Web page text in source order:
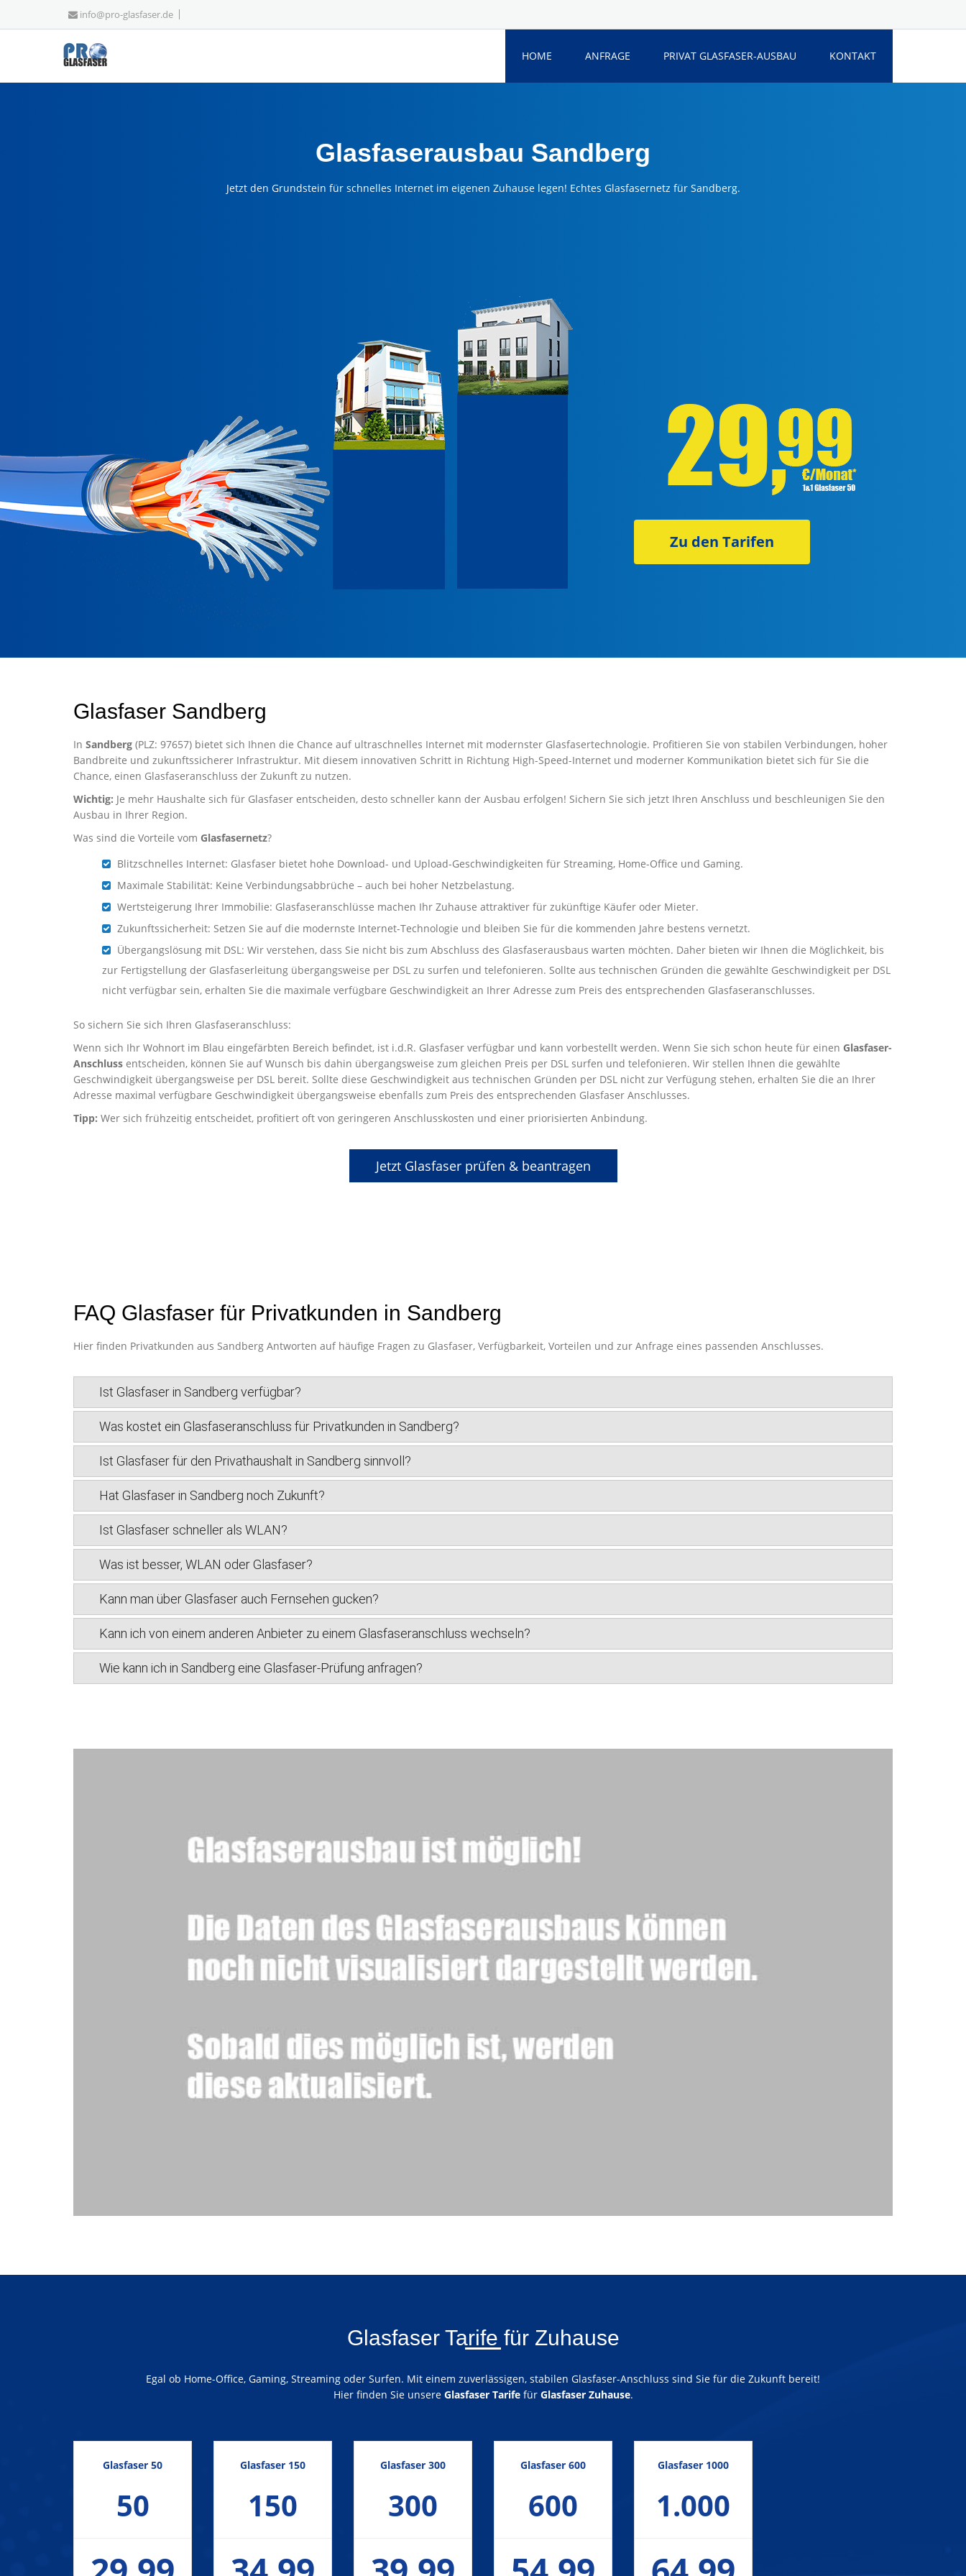
info@pro-glasfaser.de
HOME ANFRAGE PRIVAT GLASFASER-AUSBAU KONTAKT
Glasfaserausbau Sandberg
Jetzt den Grundstein für schnelles Internet im eigenen Zuhause legen! Echtes Glasfasernetz für Sandberg.
Zu den Tarifen
Glasfaser Sandberg
In Sandberg (PLZ: 97657) bietet sich Ihnen die Chance auf ultraschnelles Internet mit modernster Glasfasertechnologie. Profitieren Sie von stabilen Verbindungen, hoher
Bandbreite und zukunftssicherer Infrastruktur. Mit diesem innovativen Schritt in Richtung High-Speed-Internet und moderner Kommunikation bietet sich für Sie die
Chance, einen Glasfaseranschluss der Zukunft zu nutzen.
Wichtig: Je mehr Haushalte sich für Glasfaser entscheiden, desto schneller kann der Ausbau erfolgen! Sichern Sie sich jetzt Ihren Anschluss und beschleunigen Sie den
Ausbau in Ihrer Region.
Was sind die Vorteile vom Glasfasernetz?
Blitzschnelles Internet: Glasfaser bietet hohe Download- und Upload-Geschwindigkeiten für Streaming, Home-Office und Gaming.
Maximale Stabilität: Keine Verbindungsabbrüche – auch bei hoher Netzbelastung.
Wertsteigerung Ihrer Immobilie: Glasfaseranschlüsse machen Ihr Zuhause attraktiver für zukünftige Käufer oder Mieter.
Zukunftssicherheit: Setzen Sie auf die modernste Internet-Technologie und bleiben Sie für die kommenden Jahre bestens vernetzt.
Übergangslösung mit DSL: Wir verstehen, dass Sie nicht bis zum Abschluss des Glasfaserausbaus warten möchten. Daher bieten wir Ihnen die Möglichkeit, bis
zur Fertigstellung der Glasfaserleitung übergangsweise per DSL zu surfen und telefonieren. Sollte aus technischen Gründen die gewählte Geschwindigkeit per DSL
nicht verfügbar sein, erhalten Sie die maximale verfügbare Geschwindigkeit an Ihrer Adresse zum Preis des entsprechenden Glasfaseranschlusses.
So sichern Sie sich Ihren Glasfaseranschluss:
Wenn sich Ihr Wohnort im Blau eingefärbten Bereich befindet, ist i.d.R. Glasfaser verfügbar und kann vorbestellt werden. Wenn Sie sich schon heute für einen Glasfaser-
Anschluss entscheiden, können Sie auf Wunsch bis dahin übergangsweise zum gleichen Preis per DSL surfen und telefonieren. Wir stellen Ihnen die gewählte
Geschwindigkeit übergangsweise per DSL bereit. Sollte diese Geschwindigkeit aus technischen Gründen per DSL nicht zur Verfügung stehen, erhalten Sie die an Ihrer
Adresse maximal verfügbare Geschwindigkeit übergangsweise ebenfalls zum Preis des entsprechenden Glasfaser Anschlusses.
Tipp: Wer sich frühzeitig entscheidet, profitiert oft von geringeren Anschlusskosten und einer priorisierten Anbindung.
Jetzt Glasfaser prüfen & beantragen
FAQ Glasfaser für Privatkunden in Sandberg
Hier finden Privatkunden aus Sandberg Antworten auf häufige Fragen zu Glasfaser, Verfügbarkeit, Vorteilen und zur Anfrage eines passenden Anschlusses.
Ist Glasfaser in Sandberg verfügbar?
Was kostet ein Glasfaseranschluss für Privatkunden in Sandberg?
Ist Glasfaser für den Privathaushalt in Sandberg sinnvoll?
Hat Glasfaser in Sandberg noch Zukunft?
Ist Glasfaser schneller als WLAN?
Was ist besser, WLAN oder Glasfaser?
Kann man über Glasfaser auch Fernsehen gucken?
Kann ich von einem anderen Anbieter zu einem Glasfaseranschluss wechseln?
Wie kann ich in Sandberg eine Glasfaser-Prüfung anfragen?
Glasfaser Tarife für Zuhause
Egal ob Home-Office, Gaming, Streaming oder Surfen. Mit einem zuverlässigen, stabilen Glasfaser-Anschluss sind Sie für die Zukunft bereit!
Hier finden Sie unsere Glasfaser Tarifefür Glasfaser Zuhause.
Glasfaser 50
50
Glasfaser 150
150
Glasfaser 300
300
Glasfaser 600
600
Glasfaser 1000
1.000